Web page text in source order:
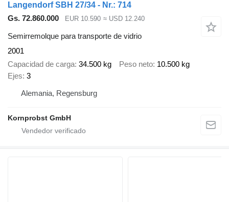
Langendorf SBH 27/34 - Nr.: 714
Gs. 72.860.000
EUR 10.590 ≈ USD 12.240
Semirremolque para transporte de vidrio
2001
Capacidad de carga 34.500 kg Peso neto 10.500 kg
Ejes 3
Alemania, Regensburg
Kornprobst GmbH